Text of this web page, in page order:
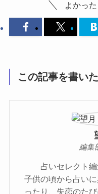
よかっ
この記事を書い
編集
占いセレクト
子供の頃から占い
ったり、失恋のた